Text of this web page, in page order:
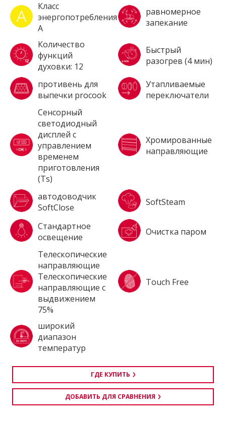
Класс
энергопотребления
A
равномерное
запекание
Количество
функций
духовки: 12
Быстрый
разогрев (4 мин)
противень для
выпечки procook
Утапливаемые
переключатели
Сенсорный
светодиодный
дисплей с
управлением
временем
приготовления
(Ts)
Хромированные
направляющие
автодоводчик
SoftClose
SoftSteam
Стандартное
освещение
Очистка паром
Tелескопические
направляющие
Телескопические
направляющие с
выдвижением
75%
Touch Free
широкий
диапазон
температур
ГДЕ КУПИТЬ
ДОБАВИТЬ ДЛЯ СРАВНЕНИЯ